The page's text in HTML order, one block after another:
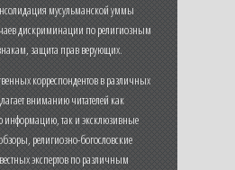
мусульманской уммы
дискриминации по религиозным
защита прав верующих.
корреспондентов в различных
вниманию читателей как
информацию, так и эксклюзивные
религиозно-богословские
экспертов по различным